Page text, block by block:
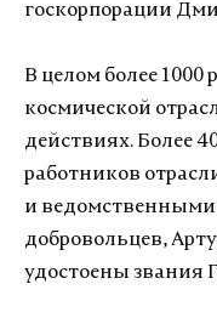
госкорпорации
В целом более 1000
космической
действиях. Более
работников
и
добровольцев,
удостоены звания